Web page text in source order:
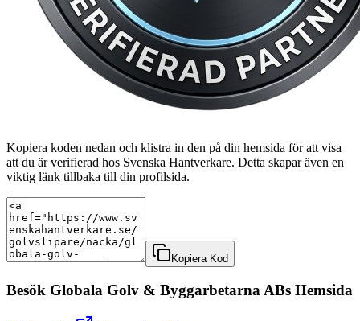
Kopiera koden nedan och klistra in den på din hemsida för att visa
att du är verifierad hos Svenska Hantverkare. Detta skapar även en
viktig länk tillbaka till din profilsida.
Kopiera Kod
Besök Globala Golv & Byggarbetarna ABs Hemsida